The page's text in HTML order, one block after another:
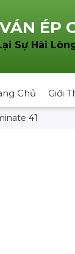
VÁN ÉP
Sự Hài
Chủ Giới
41